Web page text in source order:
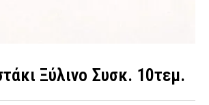
Ξύλινο Συσκ. 10τεμ.